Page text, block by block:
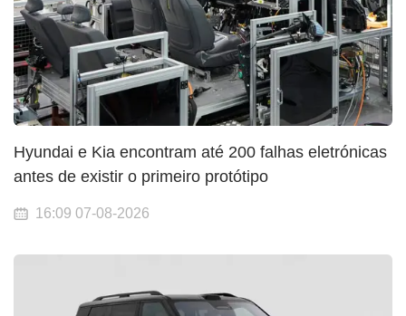
Hyundai e Kia encontram até 200 falhas eletrónicas
antes de existir o primeiro protótipo
16:09 07-08-2026